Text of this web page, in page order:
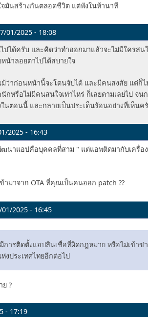
จมันสร้างกันตลอดชีวิต แต่พังในห้านาที
01/2025 - 18:08
ไปได้ครับ และคิดว่าทำออกมาแล้วจะไม่มีใครสน
น้าลอยตาไปได้สบายใจ
ว่าก่อนหน้านี้จะโดนจับได้ และมีคนสงสัย แต่ก็ไ
กหรือไม่มีคนสนใจเท่าไหร่ ก็เลยตามเลยไป จนก
นตอนนี้ และกลายเป็นประเด็นร้อนอย่างที่เห็นค
2025 - 16:43
ฒนาแอปคือบุคคลที่สาม " แต่แอพติดมากับเครื่อ
ามาจาก OTA ที่คุณเป็นคนออก patch ??
01/2025 - 16:45
การติดตั้งแอปสินเชื่อที่ผิดกฎหมาย หรือไม่เข้าข่
งประเทศไทยอีกต่อไป
ย ?
- 17:19